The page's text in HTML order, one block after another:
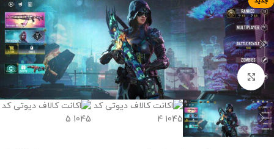
برای بزرگنمایی کلیک کنید